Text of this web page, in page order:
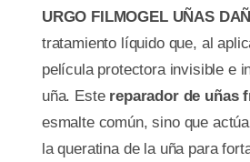
URGO FILMOGEL UÑAS
tratamiento líquido que, al
película protectora invisible e
uña. Este reparador de uñas
esmalte común, sino que
la queratina de la uña para